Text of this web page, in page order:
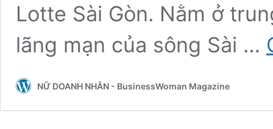
Lotte Sài Gòn. Nằm ở
lãng mạn của sông Sài …
NỮ DOANH NHÂN - BusinessWoman Magazine